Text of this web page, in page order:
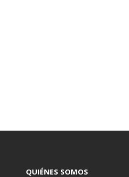
QUIÉNES SOMOS